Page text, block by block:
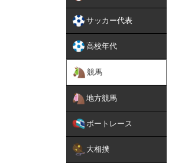
サッカー代表
高校年代
競馬
地方競馬
ボートレース
大相撲